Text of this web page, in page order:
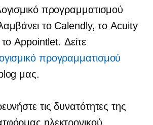
προγραμματισμού
το Calendly, το Acuity
Appointlet. Δείτε
προγραμματισμού
μας.
τις δυνατότητες της
ηλεκτρονικού